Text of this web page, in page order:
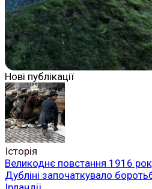
Нові публікації
Історія
Великоднє повстання 1916
Дубліні започаткувало